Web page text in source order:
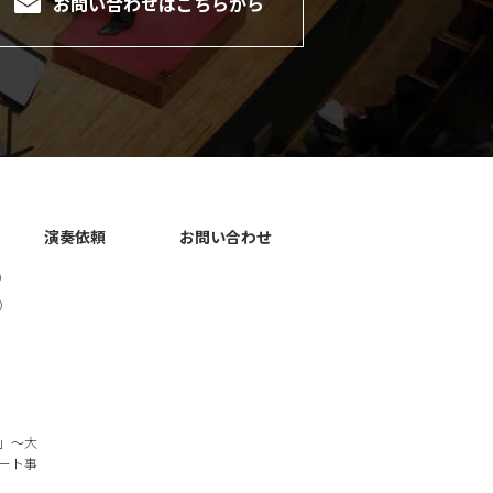
～大
ト事
演奏依頼 お問い合わせ